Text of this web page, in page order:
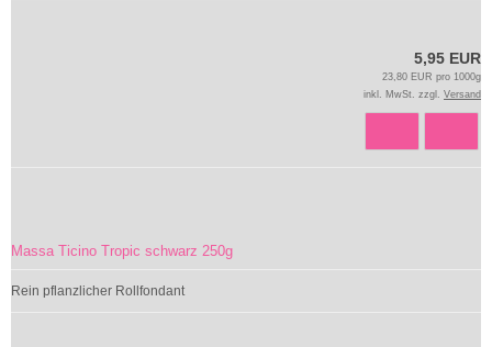
5,95 EUR
23,80 EUR pro 1000g
inkl. MwSt. zzgl. Versand
Massa Ticino Tropic schwarz 250g
Rein pflanzlicher Rollfondant